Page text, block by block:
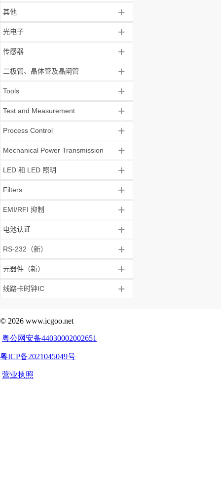
其他 +
光电子 +
传感器 +
二极管、晶体管及晶闸管 +
Tools +
Test and Measurement +
Process Control +
Mechanical Power Transmission +
LED 和 LED 照明 +
Filters +
EMI/RFI 抑制 +
电池认证 +
RS-232（新） +
元器件（新） +
线路卡时钟IC +